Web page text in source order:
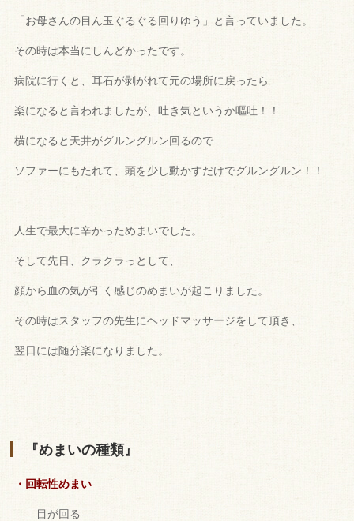
「お母さんの目ん玉ぐるぐる回りゆう」と言っていました。
その時は本当にしんどかったです。
病院に行くと、耳石が剥がれて元の場所に戻ったら
楽になると言われましたが、吐き気というか嘔吐！！
横になると天井がグルングルン回るので
ソファーにもたれて、頭を少し動かすだけでグルングルン！！
人生で最大に辛かっためまいでした。
そして先日、クラクラっとして、
顔から血の気が引く感じのめまいが起こりました。
その時はスタッフの先生にヘッドマッサージをして頂き、
翌日には随分楽になりました。
『めまいの種類』
・回転性めまい
目が回る